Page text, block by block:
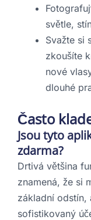
světle,
Svažte si
zkoušíte
nové
dlouhé
Často
Jsou tyto
zdarma?
Drtivá většina
znamená, že si
základní odstín,
sofistikovaný